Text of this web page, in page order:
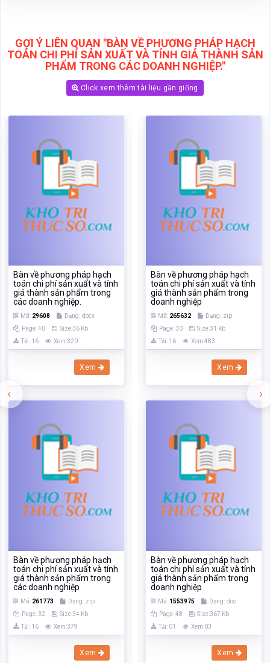
GỢI Ý LIÊN QUAN "BÀN VỀ PHƯƠNG PHÁP HẠCH
TOÁN CHI PHÍ SẢN XUẤT VÀ TÍNH GIÁ THÀNH SẢN
PHẨM TRONG CÁC DOANH NGHIỆP."
Click xem thêm tài liệu gần giống
Bàn về phương pháp hạch
toán chi phí sản xuất và tính
giá thành sản phẩm trong
các doanh nghiệp.
Mã: 29608
Dạng:.docx
Page: 40
Size:36 Kb
Tải: 16
Xem:320
Xem
Bàn về phương pháp hạch
toán chi phí sản xuất và tính
giá thành sản phẩm trong
các doanh nghiệp
Mã: 261773
Dạng:.zip
Page: 32
Size:34 Kb
Tải: 16
Xem:379
Xem
Bàn về phương pháp hạch
toán chi phí sản xuất và tính
giá thành sản phẩm trong
doanh nghiệp
Mã: 265632
Dạng:.zip
Page: 30
Size:31 Kb
Tải: 16
Xem:483
Xem
Bàn về phương pháp hạch
toán chi phí sản xuất và tính
giá thành sản phẩm trong
doanh nghiệp
Mã: 1553975
Dạng:.doc
Page: 48
Size:367 Kb
Tải: 01
Xem:03
Xem
‹ ›